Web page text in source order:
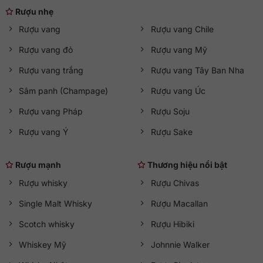
thiết kế hộp đựng. Chiếc hộp dày dặn, sang trọng với gam
khắc tinh xảo. Tên thương hiệu, số năm ủ rượu và các thông
tin quan trọng được nhấn nhá bằng sắc vàng ánh kim, tạo
Rượu nhẹ
Rượu vang
Rượu vang đỏ
Rượu vang trắng
Sâm panh (Champage)
Rượu vang Pháp
Rượu vang Ý
Rượu vang Chile
Rượu vang Mỹ
Rượu vang Tây Ban Nha
Rượu vang Úc
Rượu Soju
Rượu Sake
Rượu mạnh
Rượu whisky
Single Malt Whisky
Scotch whisky
Whiskey Mỹ
Thương hiệu nổi bật
Rượu Chivas
Rượu Macallan
Rượu Hibiki
Johnnie Walker